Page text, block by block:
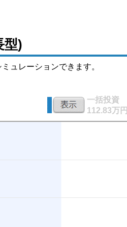
型)
ュレーションできます。
一括投資
112.83万円